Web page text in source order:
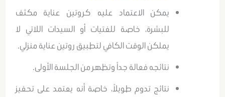
يمكن الاعتماد عليه كروتين عناية مكثف
للبشرة، خاصة للفتيات أو السيدات اللاتي لا
يملكن الوقت الكافي لتطبيق روتين عناية منزلي.
نتائجه فعالة جداً وتظهر من الجلسة الأولى.
نتائج تدوم طويلاً، خاصة أنه يعتمد على تحفيز